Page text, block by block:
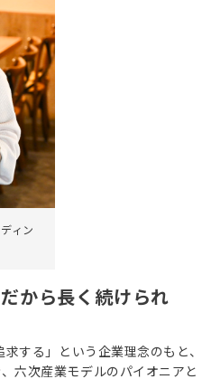
ィン
から長く続けられ
する」という企業理念のもと、
六次産業モデルのパイオニアと